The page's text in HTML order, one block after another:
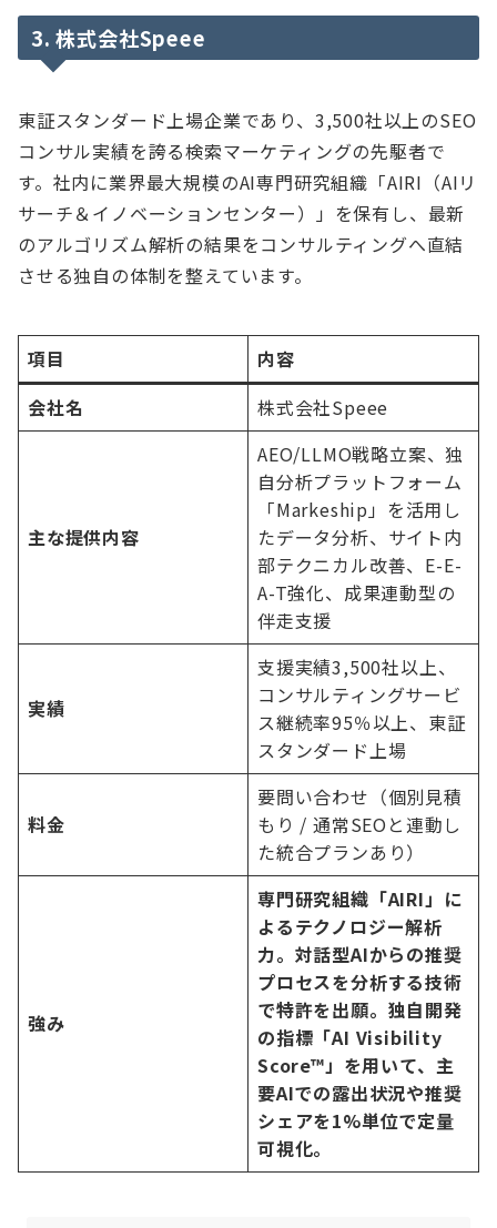
3. 株式会社Speee
東証スタンダード上場企業であり、3,500社以上のSEO
コンサル実績を誇る検索マーケティングの先駆者で
す。社内に業界最大規模のAI専門研究組織「AIRI（AIリ
サーチ＆イノベーションセンター）」を保有し、最新
のアルゴリズム解析の結果をコンサルティングへ直結
させる独自の体制を整えています。
項目
内容
会社名
株式会社Speee
主な提供内容
AEO/LLMO戦略立案、独
自分析プラットフォーム
「Markeship」を活用し
たデータ分析、サイト内
部テクニカル改善、E-E-
A-T強化、成果連動型の
伴走支援
実績
支援実績3,500社以上、
コンサルティングサービ
ス継続率95％以上、東証
スタンダード上場
料金
要問い合わせ（個別見積
もり / 通常SEOと連動し
た統合プランあり）
強み
専門研究組織「AIRI」に
よるテクノロジー解析
力。対話型AIからの推奨
プロセスを分析する技術
で特許を出願。独自開発
の指標「AI Visibility
Score™」を用いて、主
要AIでの露出状況や推奨
シェアを1%単位で定量
可視化。